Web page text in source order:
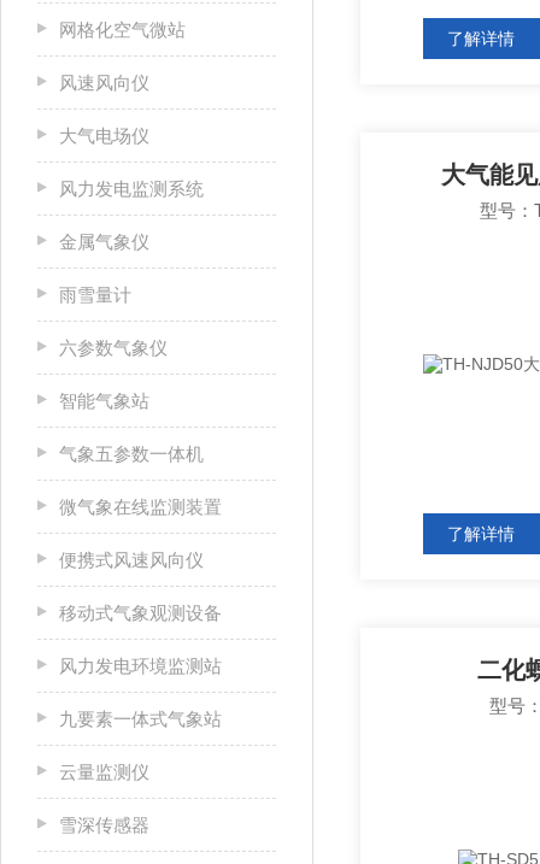
网格化空气微站
风速风向仪
大气电场仪
风力发电监测系统
金属气象仪
雨雪量计
六参数气象仪
智能气象站
气象五参数一体机
微气象在线监测装置
便携式风速风向仪
移动式气象观测设备
风力发电环境监测站
九要素一体式气象站
云量监测仪
雪深传感器
了解详情
大气能
型号：
了解详情
二化
型号